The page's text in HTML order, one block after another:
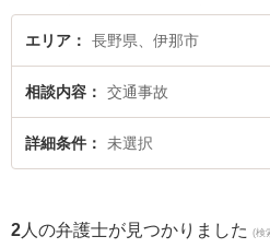
す。特に唐澤洋祐法律事務所の唐澤 洋祐
弁護士のプロフィール情報や弁護士費用、
回相談無料で交通事故を法律相談できる伊
などでお困りの相談者さんにおすすめです
エリア 長野県、伊那市
相談内容 交通事故
詳細条件 未選択
2 人の弁護士が見つかりました (検